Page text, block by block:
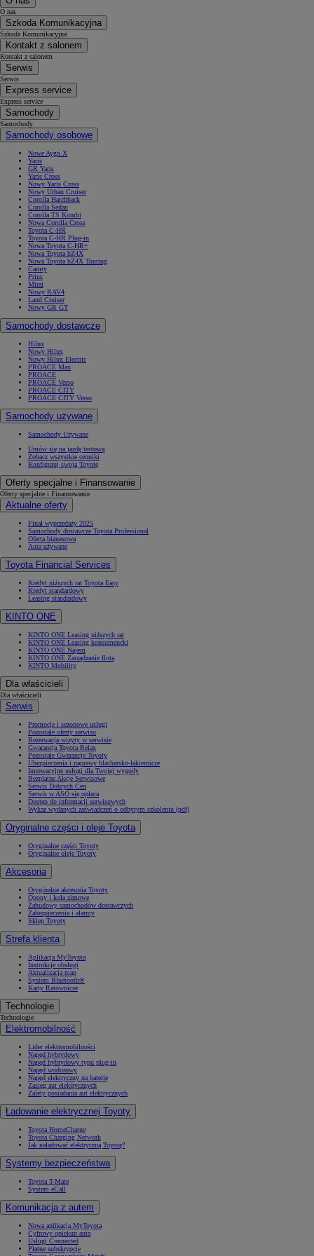
O nas
Szkoda Komunikacyjna
Szkoda Komunikacyjna
Kontakt z salonem
Kontakt z salonem
Serwis
Serwis
Express service
Express service
Samochody
Samochody
Samochody osobowe
Nowe Aygo X
Yaris
GR Yaris
Yaris Cross
Nowy Yaris Cross
Nowy Urban Cruiser
Corolla Hatchback
Corolla Sedan
Corolla TS Kombi
Nowa Corolla Cross
Toyota C-HR
Toyota C-HR Plug-in
Nowa Toyota C-HR+
Nowa Toyota bZ4X
Nowa Toyota bZ4X Touring
Camry
Prius
Mirai
Nowy RAV4
Land Cruiser
Nowy GR GT
Samochody dostawcze
Hilux
Nowy Hilux
Nowy Hilux Electric
PROACE Max
PROACE
PROACE Verso
PROACE CITY
PROACE CITY Verso
Samochody używane
Samochody Używane
Umów się na jazdę testową
Zobacz wszystkie cenniki
Konfiguruj swoją Toyotę
Oferty specjalne i Finansowanie
Oferty specjalne i Finansowanie
Aktualne oferty
Finał wyprzedaży 2025
Samochody dostawcze Toyota Professional
Oferta biznesowa
Auta używane
Toyota Financial Services
Kredyt niższych rat Toyota Easy
Kredyt standardowy
Leasing standardowy
KINTO ONE
KINTO ONE Leasing niższych rat
KINTO ONE Leasing konsumencki
KINTO ONE Najem
KINTO ONE Zarządzanie flotą
KINTO Mobility
Dla właścicieli
Dla właścicieli
Serwis
Promocje i sezonowe usługi
Pozostałe oferty serwisu
Rezerwacja wizyty w serwisie
Gwarancja Toyota Relax
Pozostałe Gwarancje Toyoty
Ubezpieczenia i naprawy blacharsko-lakiernicze
Innowacyjne usługi dla Twojej wygody
Bezpłatne Akcje Serwisowe
Serwis Dobrych Cen
Serwis w ASO się opłaca
Dostęp do informacji serwisowych
Wykaz wydanych zaświadczeń o odbytym szkoleniu (pdf)
Oryginalne części i oleje Toyota
Oryginalne części Toyoty
Oryginalne oleje Toyoty
Akcesoria
Oryginalne akcesoria Toyoty
Opony i koła zimowe
Zabudowy samochodów dostawczych
Zabezpieczenia i alarmy
Sklep Toyoty
Strefa klienta
Aplikacja MyToyota
Instrukcje obsługi
Aktualizacja map
System Bluetooth®
Karty Ratownicze
Technologie
Technologie
Elektromobilność
Lider elektromobilności
Napęd hybrydowy
Napęd hybrydowy typu plug-in
Napęd wodorowy
Napęd elektryczny na baterię
Zasięg aut elektrycznych
Zalety posiadania aut elektrycznych
Ładowanie elektrycznej Toyoty
Toyota HomeCharge
Toyota Charging Network
Jak naładować elektryczną Toyotę?
Systemy bezpieczeństwa
Toyota T-Mate
System eCall
Komunikacja z autem
Nowa aplikacja MyToyota
Cyfrowy opiekun auta
Usługi Connected
Płatne subskrypcje